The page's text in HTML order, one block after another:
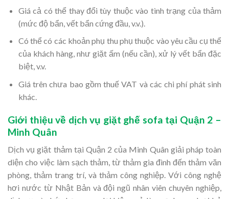
Giá cả có thể thay đổi tùy thuộc vào tình trạng của thảm
(mức độ bẩn, vết bẩn cứng đầu, v.v.).
Có thể có các khoản phụ thu phụ thuộc vào yêu cầu cụ thể
của khách hàng, như giặt ấm (nếu cần), xử lý vết bẩn đặc
biệt, v.v.
Giá trên chưa bao gồm thuế VAT và các chi phí phát sinh
khác.
Giới thiệu về dịch vụ giặt ghế sofa tại Quận 2 –
Minh Quân
Dịch vụ giặt thảm tại Quận 2 của Minh Quân giải pháp toàn
diện cho việc làm sạch thảm, từ thảm gia đình đến thảm văn
phòng, thảm trang trí, và thảm công nghiệp. Với công nghệ
hơi nước từ Nhật Bản và đội ngũ nhân viên chuyên nghiệp,